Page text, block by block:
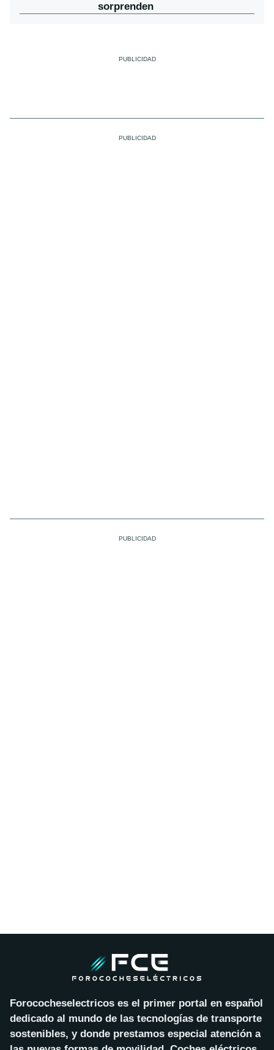
sorprenden
Forococheselectricos es el primer portal en español
dedicado al mundo de las tecnologías de transporte
sostenibles, y donde prestamos especial atención a